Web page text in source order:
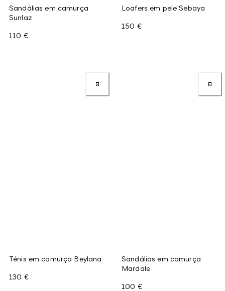
Sandálias em camurça
Sunlaz
110 €
Loafers em pele Sebaya
150 €
Ténis em camurça Beylana
130 €
Sandálias em camurça
Mardale
100 €